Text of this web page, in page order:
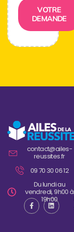
VOTRE
DEMANDE
contact@ailes-
reussites.fr
09 70 30 06 12
Du lundi au
vendredi, 9h00 à
19h00